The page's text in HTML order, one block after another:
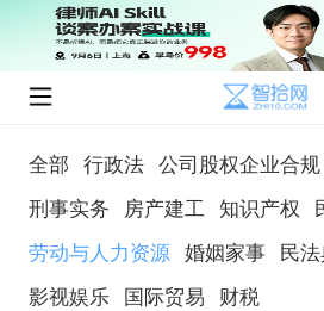
全部 行政法 公司股权企业合规
刑事实务 房产建工 知识产权
劳动与人力资源 婚姻家事 民
影视娱乐 国际贸易 财税